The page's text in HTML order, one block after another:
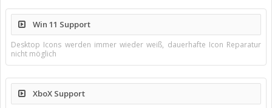
Win 11 Support
Desktop Icons werden immer wieder weiß, dauerhafte Icon Reparatur
nicht möglich
XboX Support